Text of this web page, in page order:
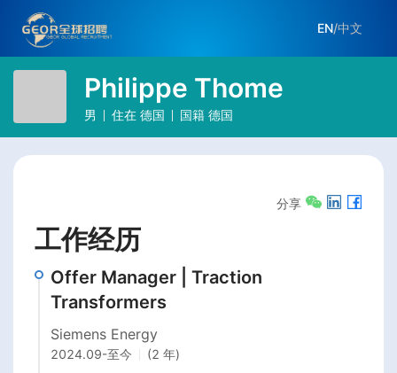
EN/中文
Philippe Thome
男 住在 德国 国籍 德国
分享
工作经历
Offer Manager | Traction
Transformers
Siemens Energy
2024.09-至今
(2 年)